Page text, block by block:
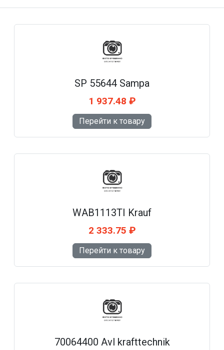
SP 55644 Sampa
1 937.48 ₽
Перейти к товару
WAB1113TI Krauf
2 333.75 ₽
Перейти к товару
70064400 Avl krafttechnik